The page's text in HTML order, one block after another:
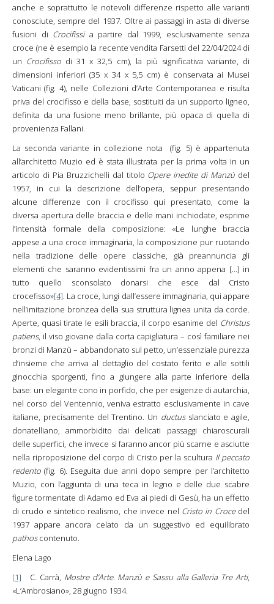
anche e soprattutto le notevoli differenze rispetto alle varianti
conosciute, sempre del 1937. Oltre ai passaggi in asta di diverse
fusioni di Crocifissia partire dal 1999, esclusivamente senza
croce (ne è esempio la recente vendita Farsetti del 22/04/2024 di
un Crocifisso di 31 x 32,5 cm), la più significativa variante, di
dimensioni inferiori (35 x 34 x 5,5 cm) è conservata ai Musei
Vaticani (fig. 4), nelle Collezioni d’Arte Contemporanea e risulta
priva del crocifisso e della base, sostituiti da un supporto ligneo,
definita da una fusione meno brillante, più opaca di quella di
provenienza Fallani.
La seconda variante in collezione nota (fig. 5) è appartenuta
all’architetto Muzio ed è stata illustrata per la prima volta in un
articolo di Pia Bruzzichelli dal titolo Opere inedite di Manzùdel
1957, in cui la descrizione dell’opera, seppur presentando
alcune differenze con il crocifisso qui presentato, come la
diversa apertura delle braccia e delle mani inchiodate, esprime
l’intensità formale della composizione: «Le lunghe braccia
appese a una croce immaginaria, la composizione pur ruotando
nella tradizione delle opere classiche, già preannuncia gli
elementi che saranno evidentissimi fra un anno appena […] in
tutto quello sconsolato donarsi che esce dal Cristo
crocefisso»[4]. La croce, lungi dall’essere immaginaria, qui appare
nell’imitazione bronzea della sua struttura lignea unita da corde.
Aperte, quasi tirate le esili braccia, il corpo esanime del Christus
patiens, il viso giovane dalla corta capigliatura – così familiare nei
bronzi di Manzù – abbandonato sul petto, un’essenziale purezza
d’insieme che arriva al dettaglio del costato ferito e alle sottili
ginocchia sporgenti, fino a giungere alla parte inferiore della
base: un elegante cono in porfido, che per esigenze di autarchia,
nel corso del Ventennio, veniva estratto esclusivamente in cave
italiane, precisamente del Trentino. Un ductusslanciato e agile,
donatelliano, ammorbidito dai delicati passaggi chiaroscurali
delle superfici, che invece si faranno ancor più scarne e asciutte
nella riproposizione del corpo di Cristo per la scultura Il peccato
redento (fig. 6). Eseguita due anni dopo sempre per l’architetto
Muzio, con l’aggiunta di una teca in legno e delle due scabre
figure tormentate di Adamo ed Eva ai piedi di Gesù, ha un effetto
di crudo e sintetico realismo, che invece nel Cristo in Crocedel
1937 appare ancora celato da un suggestivo ed equilibrato
pathoscontenuto.
Elena Lago
[1] C. Carrà, Mostre d’Arte. Manzù e Sassu alla Galleria Tre Arti,
«L’Ambrosiano», 28 giugno 1934.